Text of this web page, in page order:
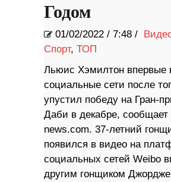
Годом
01/02/2022 / 7:48 /
Спорт, ТОП
Льюис Хэмилтон впервые
социальные сети после
упустил победу на Гран-
Даби в декабре, сообщает
news.com. 37-летний
появился в видео на
социальных сетей Weibo
другим гонщиком